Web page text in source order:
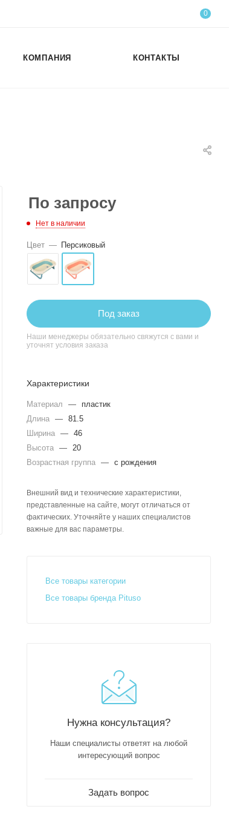
0
КОМПАНИЯ КОНТАКТЫ
По запросу
Нет в наличии
Цвет — Персиковый
Под заказ
Наши менеджеры обязательно свяжутся с вами и
уточнят условия заказа
Характеристики
Материал —
пластик
Длина — 81.5
Ширина — 46
Высота —
20
Возрастная группа — с рождения
Внешний вид и технические характеристики,
представленные на сайте, могут отличаться от
фактических. Уточняйте у наших специалистов
важные для вас параметры.
Все товары категории
Все товары бренда Pituso
Нужна консультация?
Наши специалисты ответят на любой
интересующий вопрос
Задать вопрос